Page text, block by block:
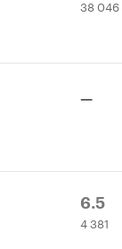
046
38 046
—
Рейтинг
6.5
4
381
4 381